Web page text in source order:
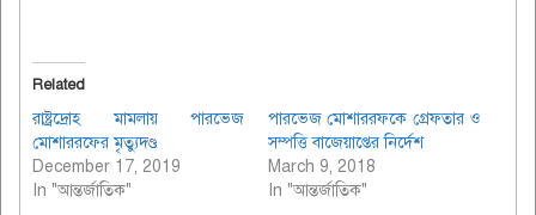
Related
রাষ্ট্রদ্রোহ মামলায় পারভেজ
মোশাররফের মৃত্যুদণ্ড
December 17, 2019
In "আন্তর্জাতিক"
পারভেজ মোশাররফকে গ্রেফতার ও
সম্পত্তি বাজেয়াপ্তের নির্দেশ
March 9, 2018
In "আন্তর্জাতিক"